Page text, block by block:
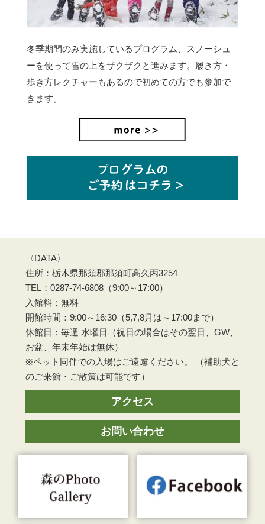
冬季期間のみ実施しているプログラム、スノーシュ
ーを使って雪の上をザクザクと進みます。
履き方・
歩き方レクチャーもあるので初めての方でも参加で
きます。
〈DATA〉
住所：栃木県那須郡那須町高久丙3254
TEL：0287-74-6808（9:00～17:00）
入館料：無料
開館時間：9:00～16:30（5,7,8月は～17:00まで）
休館日：毎週 水曜日（祝日の場合はその翌日、GW、
お盆、年末年始は無休）
※ペット同伴での入場はご遠慮ください。 （補助犬と
のご来館・ご散策は可能です）
アクセス
お問い合わせ